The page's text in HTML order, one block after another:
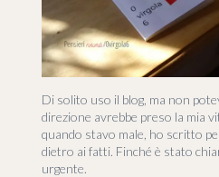
Di solito uso il blog, ma non
direzione avrebbe preso la mia
quando stavo male, ho scritto
dietro ai fatti. Finché è stato
urgente.